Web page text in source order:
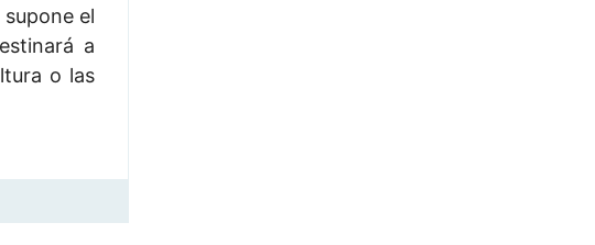
el
a
o las